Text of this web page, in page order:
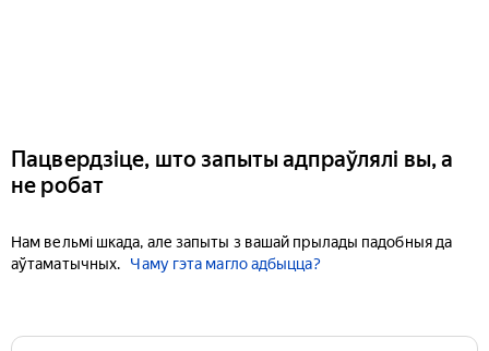
Пацвердзіце, што запыты адпраўлялі вы, а
не робат
Нам вельмі шкада, але запыты з вашай прылады падобныя да
аўтаматычных.
Чаму гэта магло адбыцца?